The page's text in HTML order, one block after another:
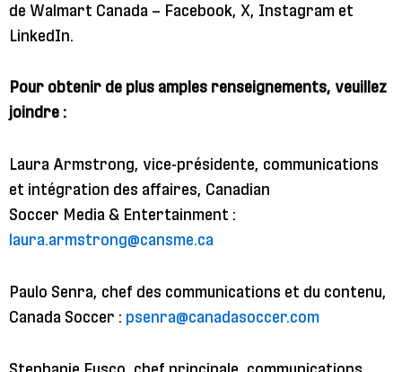
de Walmart Canada – Facebook, X, Instagram et
LinkedIn.
Pour obtenir de plus amples renseignements, veuillez
joindre :
Laura Armstrong, vice-présidente, communications
et intégration des affaires, Canadian
Soccer Media & Entertainment :
laura.armstrong@cansme.ca
Paulo Senra, chef des communications et du contenu,
Canada Soccer : psenra@canadasoccer.com